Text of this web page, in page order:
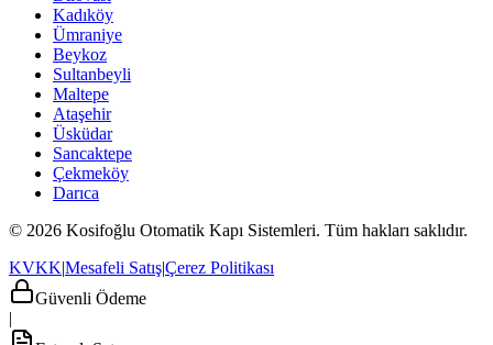
Kadıköy
Ümraniye
Beykoz
Sultanbeyli
Maltepe
Ataşehir
Üsküdar
Sancaktepe
Çekmeköy
Darıca
© 2026 Kosifoğlu Otomatik Kapı Sistemleri. Tüm hakları saklıdır.
KVKK|Mesafeli Satış|Çerez Politikası
Güvenli Ödeme
|